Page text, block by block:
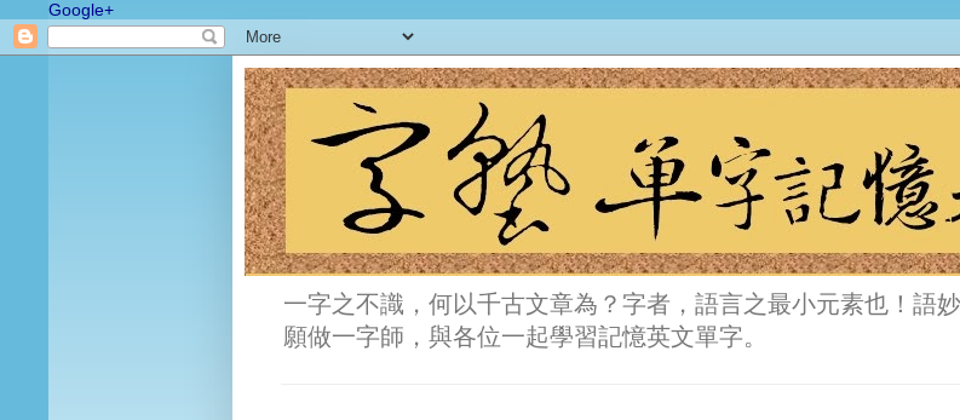
Google+
一字之不識，何以千古文章為？字者，語言之最小元素也！語
願做一字師，與各位一起學習記憶英文單字。